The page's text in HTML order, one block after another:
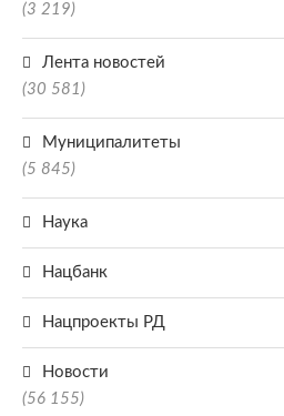
(3 219)
Лента новостей
(30 581)
Муниципалитеты
(5 845)
Наука
Нацбанк
Нацпроекты РД
Новости
(56 155)